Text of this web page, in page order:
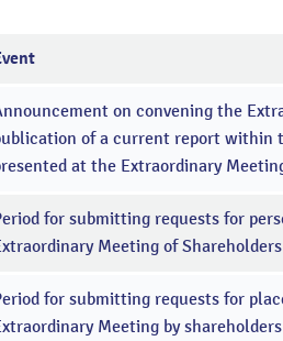
on convening the
of a current report within
at the Extraordinary
for submitting requests for
Meeting of Shareholders
for submitting requests for
Meeting by